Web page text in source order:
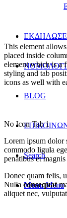
BLOG
Search
Menu Menu
This element
placed inside
element which is a
styling and tab
icons as well with
No Icon Tab 1
Lorem ipsum dolor
commodo ligula
penatibus et
Donec quam felis,
Nulla consequat
aliquet nec,